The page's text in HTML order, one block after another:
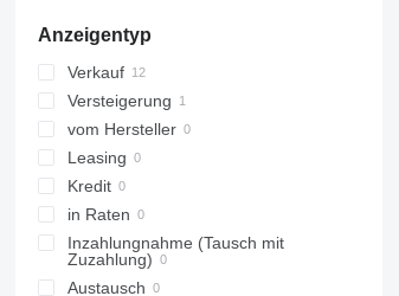
323
324
325
326
329
330
336
340
345
245HDLR
8008
8010
8014
8016
8018
8025
8026
8030
Anzeigentyp
Verkauf
Versteigerung
vom Hersteller
Leasing
Kredit
in Raten
Inzahlungnahme (Tausch mit
Zuzahlung)
Austausch